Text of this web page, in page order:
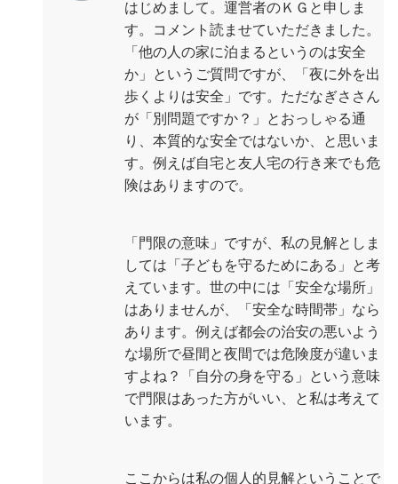
はじめまして。運営者のＫＧと申しま
す。コメント読ませていただきました。
「他の人の家に泊まるというのは安全
か」というご質問ですが、「夜に外を出
歩くよりは安全」です。ただなぎささん
が「別問題ですか？」とおっしゃる通
り、本質的な安全ではないか、と思いま
す。例えば自宅と友人宅の行き来でも危
険はありますので。
「門限の意味」ですが、私の見解としま
しては「子どもを守るためにある」と考
えています。世の中には「安全な場所」
はありませんが、「安全な時間帯」なら
あります。例えば都会の治安の悪いよう
な場所で昼間と夜間では危険度が違いま
すよね？「自分の身を守る」という意味
で門限はあった方がいい、と私は考えて
います。
ここからは私の個人的見解ということで